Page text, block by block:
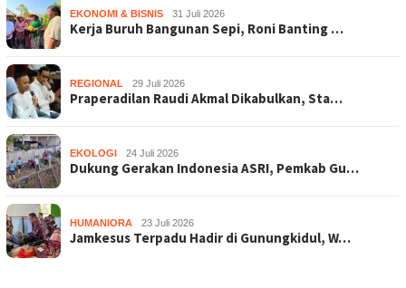
EKONOMI & BISNIS 31 Juli 2026
Kerja Buruh Bangunan Sepi, Roni Banting …
REGIONAL 29 Juli 2026
Praperadilan Raudi Akmal Dikabulkan, Sta…
EKOLOGI 24 Juli 2026
Dukung Gerakan Indonesia ASRI, Pemkab Gu…
HUMANIORA 23 Juli 2026
Jamkesus Terpadu Hadir di Gunungkidul, W…